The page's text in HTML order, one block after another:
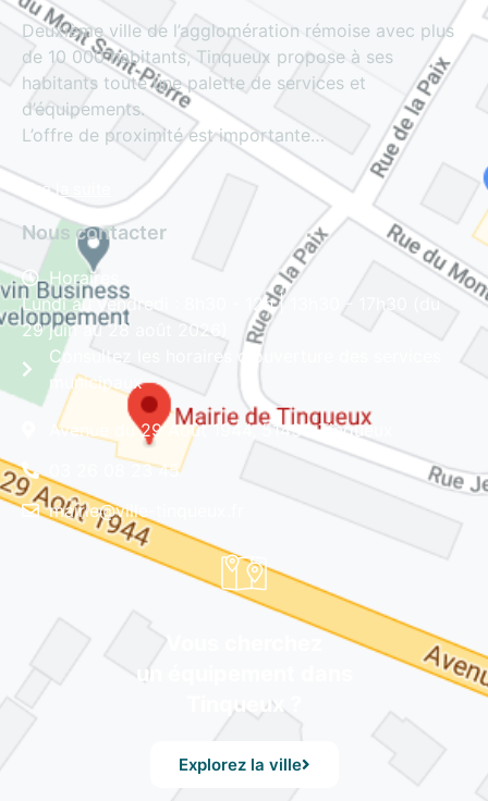
Deuxième ville de l’agglomération rémoise avec plus
de 10 000 habitants, Tinqueux propose à ses
habitants toute une palette de services et
d’équipements.
L’offre de proximité est importante…
Lire la suite
Nous contacter
Horaires
Lundi au vendredi : 8h30 - 12h | 13h30 - 17h30 (du
29 juin au 28 août 2026)
Consultez les horaires d'ouverture des services
municipaux
Avenue du 29 Août 1944, 51430 Tinqueux
03 26 08 23 45
mairie@ville-tinqueux.fr
Vous cherchez
un équipement dans
Tinqueux ?
Explorez la ville